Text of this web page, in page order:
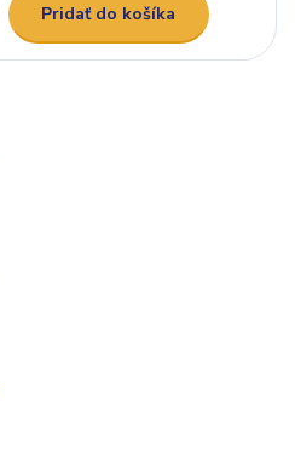
Pridať do košíka